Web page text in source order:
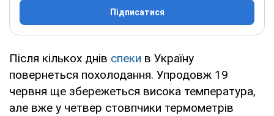
Підписатися
Після кількох днів спеки в Україну
повернеться похолодання. Упродовж 19
червня ще збережеться висока температура,
але вже у четвер стовпчики термометрів